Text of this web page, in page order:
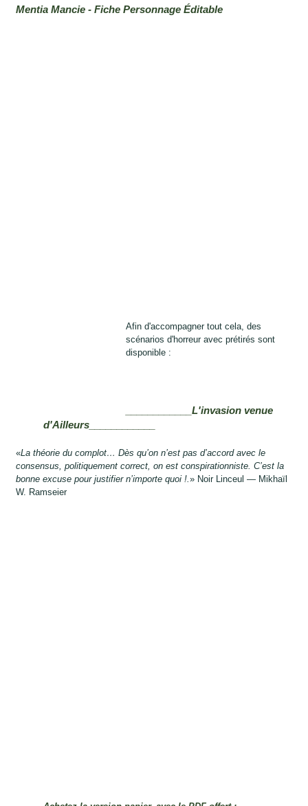
Mentia Mancie - Fiche Personnage Éditable
Afin d'accompagner tout cela, des
scénarios d'horreur avec prétirés sont
disponible :
____________L'invasion venue
d'Ailleurs____________
«La théorie du complot… Dès qu’on n’est pas d’accord avec le
consensus, politiquement correct, on est conspirationniste. C’est la
bonne excuse pour justifier n’importe quoi !.» Noir Linceul — Mikhaïl
W. Ramseier